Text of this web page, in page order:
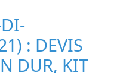
: DEVIS
DUR, KIT